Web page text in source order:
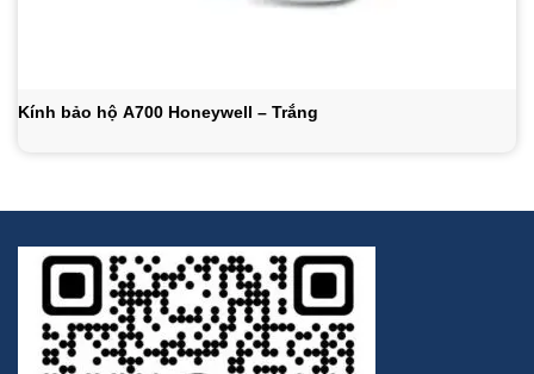
Kính bảo hộ A700 Honeywell – Trắng